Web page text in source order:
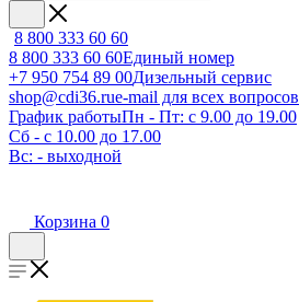
8 800 333 60 60
8 800 333 60 60Единый номер
+7 950 754 89 00Дизельный сервис
shop@cdi36.rue-mail для всех вопросов
График работыПн - Пт: с 9.00 до 19.00
Сб - с 10.00 до 17.00
Вс: - выходной
Корзина 0